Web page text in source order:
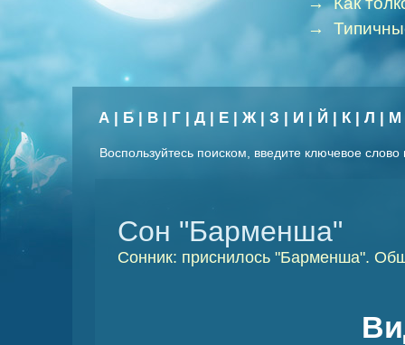
→
А | Б| В | Г | Д | Е | Ж| З | И | Й | К| Л | М
Воспользуйтесь поиском, введите ключевое
Сон "Барменша"
Сонник: приснилось "Барменша".